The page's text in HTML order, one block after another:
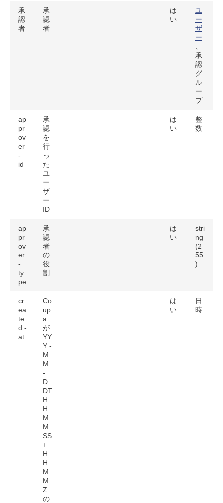
承
認
者
承
認
者
は
い
ユ
ー
ザ
ー
承
認
グ
ル
ー
プ
ap
pr
ov
er
-
id
承
認
を
行
っ
た
ユ
ー
ザ
ー
ID
は
い
整
数
ap
pr
ov
er
-
ty
pe
承
認
者
の
役
割
は
い
stri
ng
(2
55
)
cr
ea
te
d -
at
Co
up
a
が
YY
Y -
M
M
-
D
DT
H
H:
M
M:
SS
+
H
H:
M
M
Z
の
は
い
日
時